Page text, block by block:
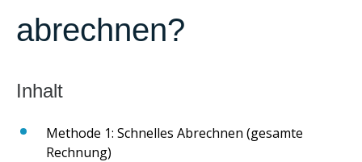
abrechnen?
Methode 1: Schnelles Abrechnen (gesamte
Rechnung)